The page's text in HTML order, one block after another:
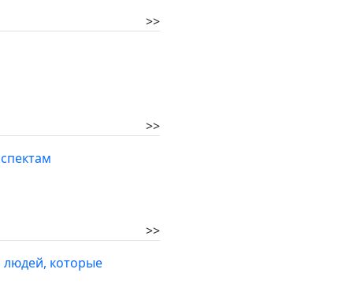
>>
>>
>>
людей, которые